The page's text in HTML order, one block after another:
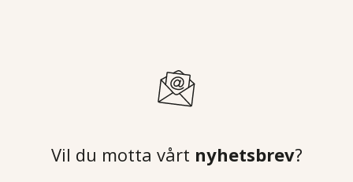
Vil du motta vårt nyhetsbrev?